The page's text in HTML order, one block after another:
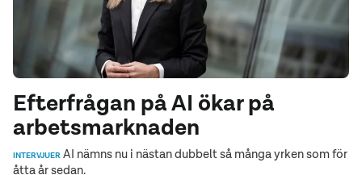
Efterfrågan på AI ökar på
arbetsmarknaden
INTERVJUER AI nämns nu i nästan dubbelt så många yrken som för
åtta år sedan.